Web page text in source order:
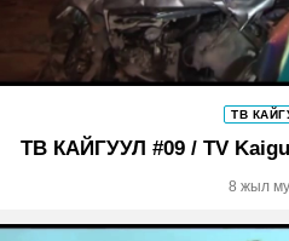
ТВ
ТВ КАЙГУУЛ #09 / TV
8 жыл